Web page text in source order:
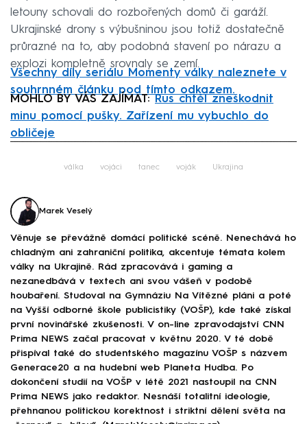
letouny schovali do rozbořených domů či garáží.
Ukrajinské drony s výbušninou jsou totiž dostatečně
průrazné na to, aby podobná stavení po nárazu a
explozi kompletně srovnaly se zemí.
Všechny díly seriálu Momenty války naleznete v
souhrnném článku pod tímto odkazem.
MOHLO BY VÁS ZAJÍMAT: Rus chtěl zneškodnit
minu pomocí pušky. Zařízení mu vybuchlo do
obličeje
válka vojáci tanec voják Ukrajina
Marek Veselý
Věnuje se převážně domácí politické scéně. Nenechává ho
chladným ani zahraniční politika, akcentuje témata kolem
války na Ukrajině. Rád zpracovává i gaming a
nezanedbává v textech ani svou vášeň v podobě
houbaření. Studoval na Gymnáziu Na Vítězné pláni a poté
na Vyšší odborné škole publicistiky (VOŠP), kde také získal
první novinářské zkušenosti. V on-line zpravodajství CNN
Prima NEWS začal pracovat v květnu 2020. V té době
přispíval také do studentského magazínu VOŠP s názvem
Generace20 a na hudební web Planeta Hudba. Po
dokončení studií na VOŠP v létě 2021 nastoupil na CNN
Prima NEWS jako redaktor. Nesnáší totalitní ideologie,
přehnanou politickou korektnost i striktní dělení světa na